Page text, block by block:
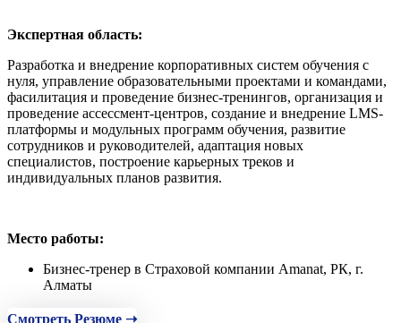
Экспертная область:
Разработка и внедрение корпоративных систем обучения с
нуля, управление образовательными проектами и командами,
фасилитация и проведение бизнес-тренингов, организация и
проведение ассессмент-центров, создание и внедрение LMS-
платформы и модульных программ обучения, развитие
сотрудников и руководителей, адаптация новых
специалистов, построение карьерных треков и
индивидуальных планов развития.
Место работы:
Бизнес-тренер в Страховой компании Amanat, РК, г.
Алматы
Смотреть Резюме ➝